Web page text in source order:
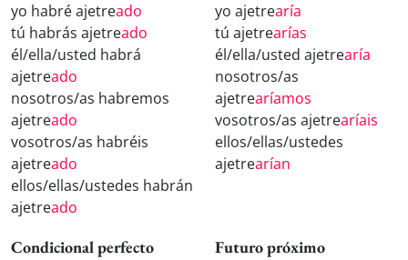
yo habré ajetreado
tú habrás ajetreado
él/ella/usted habrá
ajetreado
nosotros/as habremos
ajetreado
vosotros/as habréis
ajetreado
ellos/ellas/ustedes habrán
ajetreado
yo ajetrearía
tú ajetrearías
él/ella/usted ajetrearía
nosotros/as
ajetrearíamos
vosotros/as ajetrearíais
ellos/ellas/ustedes
ajetrearían
Condicional perfecto Futuro próximo